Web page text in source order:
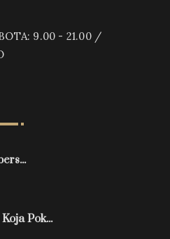
9.00 - 21.00 /
Pok...